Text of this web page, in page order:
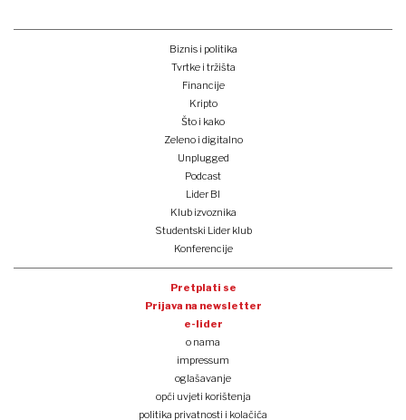
Biznis i politika
Tvrtke i tržišta
Financije
Kripto
Što i kako
Zeleno i digitalno
Unplugged
Podcast
Lider BI
Klub izvoznika
Studentski Lider klub
Konferencije
Pretplati se
Prijava na newsletter
e-lider
o nama
impressum
oglašavanje
opći uvjeti korištenja
politika privatnosti i kolačića